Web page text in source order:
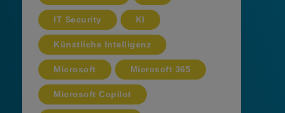
IT Security KI
Künstliche Intelligenz
Microsoft Microsoft 365
Microsoft Copilot